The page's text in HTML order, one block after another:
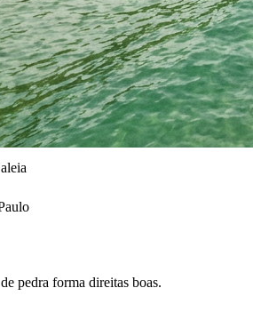
pedra forma direitas boas.